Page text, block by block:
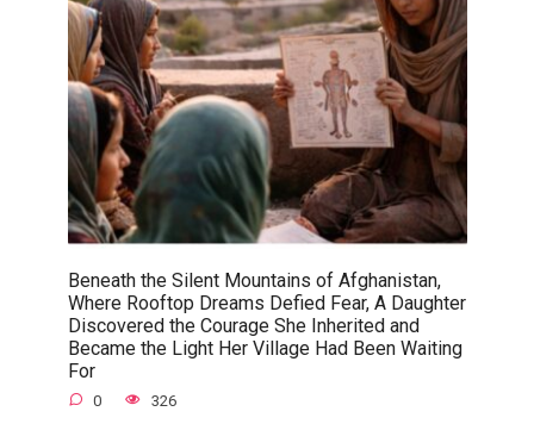
Beneath the Silent Mountains of Afghanistan,
Where Rooftop Dreams Defied Fear, A Daughter
Discovered the Courage She Inherited and
Became the Light Her Village Had Been Waiting
For
0 326